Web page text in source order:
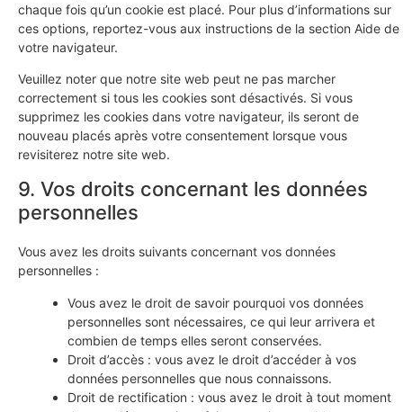
chaque fois qu’un cookie est placé. Pour plus d’informations sur
ces options, reportez-vous aux instructions de la section Aide de
votre navigateur.
Veuillez noter que notre site web peut ne pas marcher
correctement si tous les cookies sont désactivés. Si vous
supprimez les cookies dans votre navigateur, ils seront de
nouveau placés après votre consentement lorsque vous
revisiterez notre site web.
9. Vos droits concernant les données
personnelles
Vous avez les droits suivants concernant vos données
personnelles :
Vous avez le droit de savoir pourquoi vos données
personnelles sont nécessaires, ce qui leur arrivera et
combien de temps elles seront conservées.
Droit d’accès : vous avez le droit d’accéder à vos
données personnelles que nous connaissons.
Droit de rectification : vous avez le droit à tout moment